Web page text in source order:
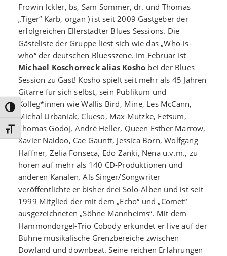
Umschalten auf hohe Kontraste
Schrift vergrößern
Frowin Ickler, bs, Sam Sommer, dr. und Thomas
„Tiger“ Karb, organ ) ist seit 2009 Gastgeber der
erfolgreichen Ellerstadter Blues Sessions. Die
Gästeliste der Gruppe liest sich wie das „Who-is-
who“ der deutschen Bluesszene. Im Februar ist
Michael Koschorreck alias Kosho bei der Blues
Session zu Gast! Kosho spielt seit mehr als 45 Jahren
Gitarre für sich selbst, sein Publikum und
Kolleg*innen wie Wallis Bird, Mine, Les McCann,
Michal Urbaniak, Clueso, Max Mutzke, Fetsum,
Thomas Godoj, André Heller, Queen Esther Marrow,
Xavier Naidoo, Cae Gauntt, Jessica Born, Wolfgang
Haffner, Zelia Fonseca, Edo Zanki, Nena u.v.m., zu
hören auf mehr als 140 CD-Produktionen und
anderen Kanälen. Als Singer/Songwriter
veröffentlichte er bisher drei Solo-Alben und ist seit
1999 Mitglied der mit dem „Echo“ und „Comet“
ausgezeichneten „Söhne Mannheims“. Mit dem
Hammondorgel-Trio Cobody erkundet er live auf der
Bühne musikalische Grenzbereiche zwischen
Dowland und downbeat. Seine reichen Erfahrungen